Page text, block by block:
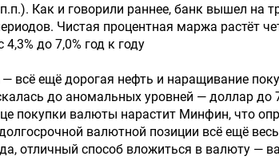
Как и говорили раннее, банк вышел на
Чистая процентная маржа растёт
до 7,0% год к году
всё ещё дорогая нефть и наращивание
до аномальных уровней — доллар до
покупки валюты нарастит Минфин, что
валютной позиции всё ещё
отличный способ вложиться в валюту —